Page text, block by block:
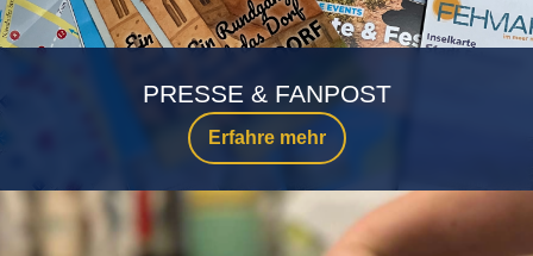
Erfahre mehr
PRESSE & FANPOST